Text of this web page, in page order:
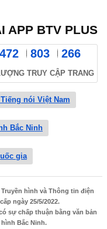
APP BTV PLUS
472 803 266
TRUY CẬP TRANG
nói Việt Nam
Bắc Ninh
gia
hình và Thông tin điện
ngày 25/5/2022.
sự chấp thuận bằng văn bản
hình Bắc Ninh.